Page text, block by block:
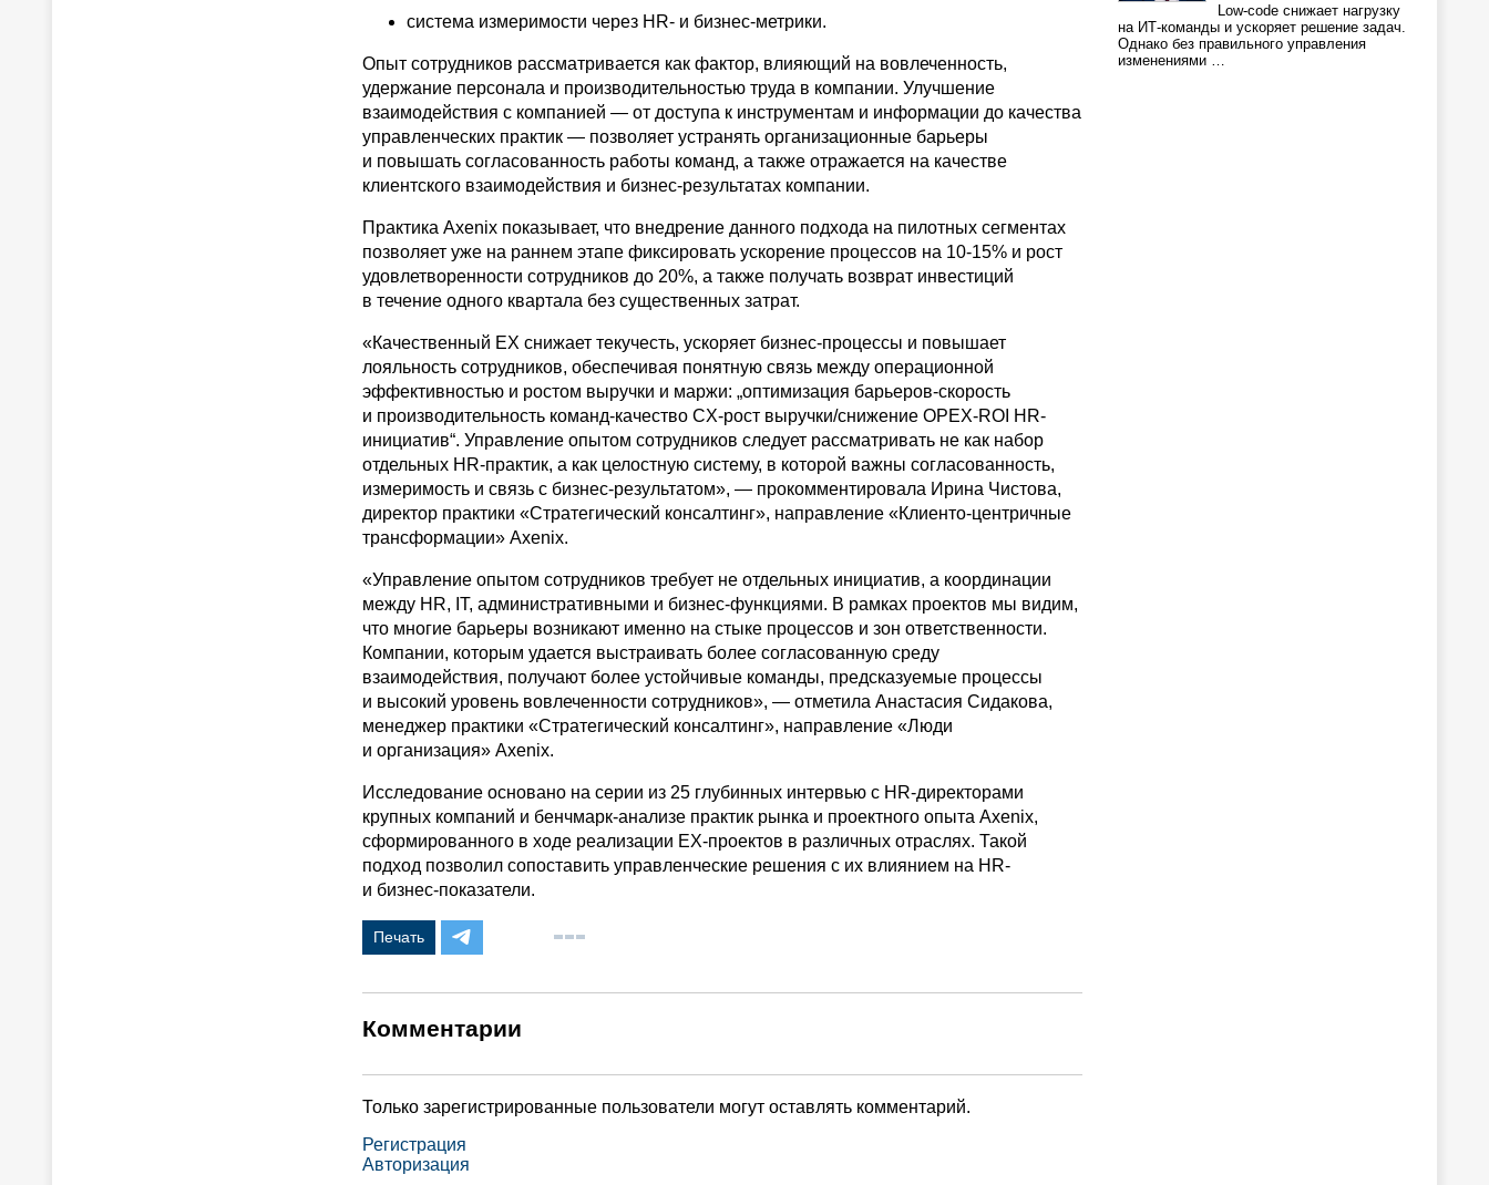
система измеримости через HR- и бизнес-метрики.
Опыт сотрудников рассматривается как фактор, влияющий на вовлеченность,
удержание персонала и производительностью труда в компании. Улучшение
взаимодействия с компанией — от доступа к инструментам и информации до качества
управленческих практик — позволяет устранять организационные барьеры
и повышать согласованность работы команд, а также отражается на качестве
клиентского взаимодействия и бизнес-результатах компании.
Практика Axenix показывает, что внедрение данного подхода на пилотных сегментах
позволяет уже на раннем этапе фиксировать ускорение процессов на 10-15% и рост
удовлетворенности сотрудников до 20%, а также получать возврат инвестиций
в течение одного квартала без существенных затрат.
«Качественный EX снижает текучесть, ускоряет бизнес-процессы и повышает
лояльность сотрудников, обеспечивая понятную связь между операционной
эффективностью и ростом выручки и маржи: „оптимизация барьеров-скорость
и производительность команд-качество CX-рост выручки/снижение OPEX-ROI HR-
инициатив“. Управление опытом сотрудников следует рассматривать не как набор
отдельных HR-практик, а как целостную систему, в которой важны согласованность,
измеримость и связь с бизнес-результатом», — прокомментировала Ирина Чистова,
директор практики «Стратегический консалтинг», направление «Клиенто-центричные
трансформации» Axenix.
«Управление опытом сотрудников требует не отдельных инициатив, а координации
между HR, IT, административными и бизнес-функциями. В рамках проектов мы видим,
что многие барьеры возникают именно на стыке процессов и зон ответственности.
Компании, которым удается выстраивать более согласованную среду
взаимодействия, получают более устойчивые команды, предсказуемые процессы
и высокий уровень вовлеченности сотрудников», — отметила Анастасия Сидакова,
менеджер практики «Стратегический консалтинг», направление «Люди
и организация» Axenix.
Исследование основано на серии из 25 глубинных интервью с HR-директорами
крупных компаний и бенчмарк-анализе практик рынка и проектного опыта Axenix,
сформированного в ходе реализации EX-проектов в различных отраслях. Такой
подход позволил сопоставить управленческие решения с их влиянием на HR-
и бизнес-показатели.
Печать
Комментарии
Только зарегистрированные пользователи могут оставлять комментарий.
Регистрация
Авторизация
Low-code снижает нагрузку
на ИТ-команды и ускоряет решение задач.
Однако без правильного управления
изменениями …